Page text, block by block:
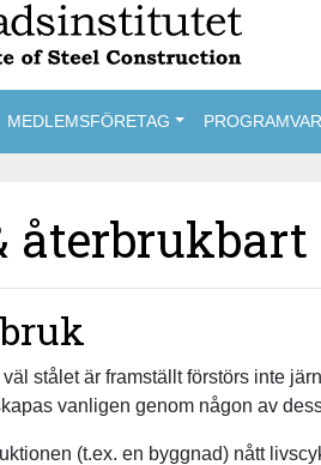
MEDLEMSFÖRETAG
återbrukbart
stålet är framställt förstörs inte
vanligen genom någon av
(t.ex. en byggnad) nått